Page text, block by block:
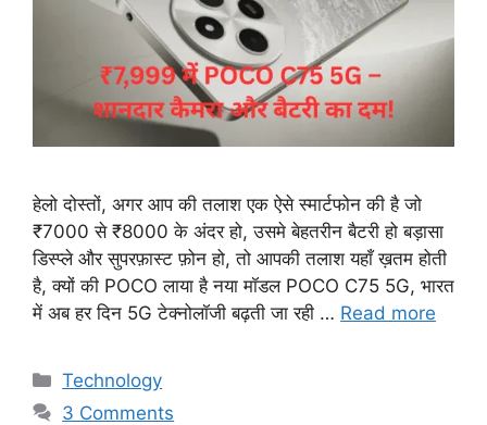
हेलो दोस्तों, अगर आप की तलाश एक ऐसे स्मार्टफोन की है जो
₹7000 से ₹8000 के अंदर हो, उसमे बेहतरीन बैटरी हो बड़ासा
डिस्प्ले और सुपरफ़ास्ट फ़ोन हो, तो आपकी तलाश यहाँ ख़तम होती
है, क्यों की POCO लाया है नया मॉडल POCO C75 5G, भारत
में अब हर दिन 5G टेक्नोलॉजी बढ़ती जा रही … Read more
Categories
Technology
3 Comments